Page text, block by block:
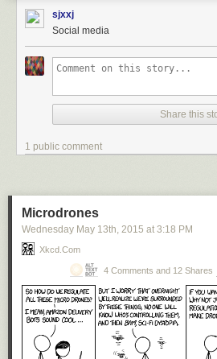
款。
你会为管理时间创建哪些文档，又如何使用它
Depot商店花5-10美元买一本年历。纸质年历
的工作。不过要是我有大量定好时间的约会
的日历工具。我不会用此年历安排日常事务
与财务顾问会面，而周六有场演讲比赛。那就
根据它们做出最后决定。这些内容也都保存
以随时用快捷键调出查看。
— 这是我所有长期目标（至少以90
可能至少要用十几年才能完成。这些目标全都
社交、事业、财务，等等）。此列表也包含
至少查看一次，每隔1-2周对它进行更新。
项目列表 — 这是我着手的全部项目的列表，
创建此列表，我把个人大目标切分为各种小
如，若某个目标是要赚取一定数目的金钱，
必须做什么才能赚得此数目。这些项目会根
◎羽毛的演化發育生物學
毛研究者，鍾院士對恐龍的羽毛也產生濃厚
問題，也就是《羽的奇蹟》裡提到的，羽毛究
成羽毛的形狀？
鍾院士當時發展出一個研究羽毛發育的方便
下，毛囊內的幹細胞會重新生長出新的羽毛，
種帶有外來基因的反轉錄病毒注入毛囊，新
鍾院士二○○二年在《自然》發表的論文，首
們利用反轉錄病毒轉殖基因的方法，調控了幾
現幾種訊號蛋白質決定了羽毛的成長情形，造
枝增生的羽毛。同時也發現羽毛發育的步驟是
所以合理推論羽毛在演化的過程中，應該是
後才是羽軸完整的正羽。
因為鍾院士在羽毛發育的分子機制上的先驅
羽毛在發育時需要的分子機制。各種訊號分
小羽枝的數量和粗細，像是WNT3A的濃度梯
sjxxj
Social media
Share this
1 public comment
Microdrones
Wednesday May 13th, 2015 at 3:18 PM
Xkcd.com
4 Comments and 12 Shares